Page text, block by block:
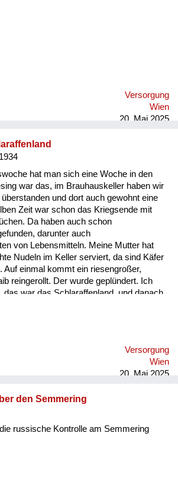
Versorgung
Wien
20. Mai 2025
hat man sich eine Woche in den
war das, im Brauhauskeller haben wir
und dort auch gewohnt eine
Zeit war schon das Kriegsende mit
Da haben auch schon
darunter auch
von Lebensmitteln. Meine Mutter hat
Nudeln im Keller serviert, da sind Käfer
Auf einmal kommt ein riesengroßer,
reingerollt. Der wurde geplündert. Ich
das war das Schlaraffenland, und danach
von anderen Ländern und wir sind
Besatzungsmacht gewesen, die haben ja
Versorgung
Wien
20. Mai 2025
den Semmering
russische Kontrolle am Semmering